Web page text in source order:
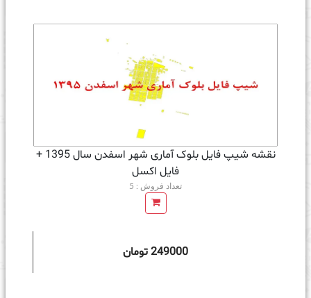
نقشه شیپ فایل بلوک آماری شهر اسفدن سال 1395 +
فايل اكسل
تعداد فروش : 5
249000 تومان